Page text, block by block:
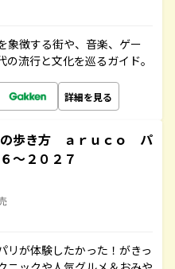
象徴する街や、音楽、ゲー
流行と文化を巡るガイド。
詳細を見る
歩き方 ａｒｕｃｏ パ
～２０２７
リが体験したかった！がきっ